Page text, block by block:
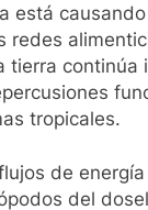
está
redes
continúa
tropicales.
de
del